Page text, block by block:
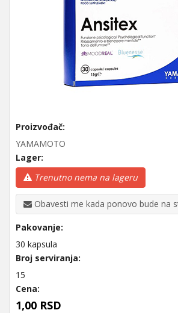
Proizvođač:
YAMAMOTO
Lager:
Trenutno nema na lageru
Obavesti me kada ponovo bude na
Pakovanje:
30 kapsula
Broj serviranja:
15
Cena:
1,00 RSD